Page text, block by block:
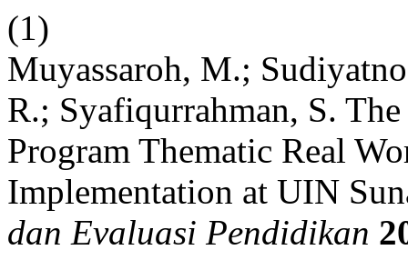
(1)
Muyassaroh, M.;
R.; Syafiqurrahman, S.
Program Thematic Real
Implementation at UIN
dan Evaluasi Pendidikan